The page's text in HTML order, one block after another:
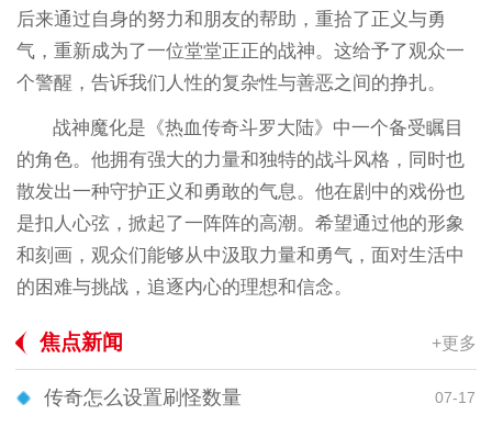
后来通过自身的努力和朋友的帮助，重拾了正义与勇
气，重新成为了一位堂堂正正的战神。这给予了观众一
个警醒，告诉我们人性的复杂性与善恶之间的挣扎。
战神魔化是《热血传奇斗罗大陆》中一个备受瞩目
的角色。他拥有强大的力量和独特的战斗风格，同时也
散发出一种守护正义和勇敢的气息。他在剧中的戏份也
是扣人心弦，掀起了一阵阵的高潮。希望通过他的形象
和刻画，观众们能够从中汲取力量和勇气，面对生活中
的困难与挑战，追逐内心的理想和信念。
焦点新闻 +更多
传奇怎么设置刷怪数量 07-17